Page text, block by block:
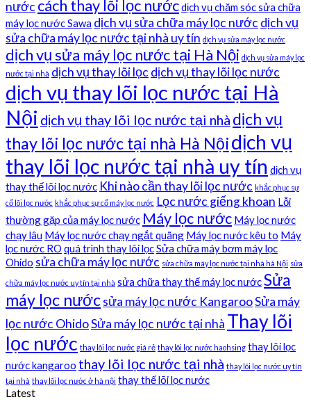
nước cách thay lõi lọc nướcdịch vụ chăm sóc sửa chữa
máy lọc nước Sawa dịch vụ sửa chữa máy lọc nước dịch vụ
sửa chữa máy lọc nước tại nhà uy tín dịch vụ sửa máy lọc nước
dịch vụ sửa máy lọc nước tại Hà Nội dịch vụ sửa máy lọc
nước tại nhà dịch vụ thay lõi lọc dịch vụ thay lõi lọc nước
dịch vụ thay lõi lọc nước tại Hà
Nội dịch vụ thay lõi lọc nước tại nhà dịch vụ
thay lõi lọc nước tại nhà Hà Nộidịch vụ
thay lõi lọc nước tại nhà uy tín dịch vụ
thay thế lõi lọc nước Khi nào cần thay lõi lọc nước khắc phục sự
cố lõi lọc nước khắc phục sự cố máy lọc nước Lọc nước giếng khoan Lỗi
thường gặp của máy lọc nước Máy lọc nước Máy lọc nước
chạy lâu Máy lọc nước chạy ngắt quãng Máy lọc nước kêu to Máy
lọc nước RO quá trình thay lõi lọcSửa chữa máy bơm máy lọc
Ohido sửa chữa máy lọc nước sửa chữa máy lọc nước tại nhà hà Nội sửa
chữa máy lọc nước uy tín tại nhà sửa chữa thay thế máy lọc nướcSửa
máy lọc nướcsửa máy lọc nước KangarooSửa máy
lọc nước OhidoSửa máy lọc nước tại nhà Thay lõi
lọc nước thay lõi lọc nước giá rẻ thay lõi lọc nước haohsing thay lõi lọc
nước kangaroo thay lõi lọc nước tại nhà thay lõi lọc nước uy tín
tại nhà thay lõi lọc nước ở hà nội thay thế lõi lọc nước
Latest